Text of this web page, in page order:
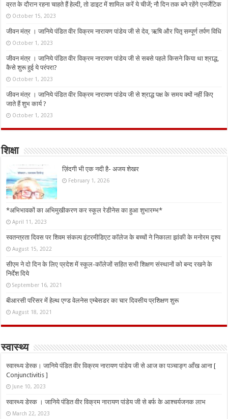
व्रत के दौरान रहना चाहते हैं हेल्दी, तो डाइट में शामिल करें ये चीजें; नौ दिन तक बने रहेंगे एनर्जेटिक
October 15, 2023
जीवन मंत्र । जानिये पंडित वीर विक्रम नारायण पांडेय जी से देव, ऋषि और पितृ सम्पूर्ण तर्पण विधि
October 1, 2023
जीवन मंत्र । जानिये पंडित वीर विक्रम नारायण पांडेय जी से सबसे पहले किसने किया था श्राद्ध,
कैसे शुरू हुई ये परंपरा?
October 1, 2023
जीवन मंत्र । जानिये पंडित वीर विक्रम नारायण पांडेय जी से श्राद्ध पक्ष के समय क्यों नहीं किए
जाते हैं शुभ कार्य ?
October 1, 2023
शिक्षा
ज़िंदगी भी एक नदी है- अजय शेखर
February 1, 2026
*अभिभावकों का अभिमुखीकरण कर स्कूल रेडीनेस का हुआ शुभारम्भ*
April 11, 2023
स्वतन्त्रता दिवस पर शिवम संकल्प इंटरमीडिएट कॉलेज के बच्चों ने निकाला झांकी के मनोरम दृश्य
August 15, 2022
सीएम ने दो दिन के लिए प्रदेश में स्कूल-कॉलेजों सहित सभी शिक्षण संस्थानों को बन्द रखने के
निर्देश दिये
September 16, 2021
बीआरसी परिसर में हेल्थ एण्ड वेलनेस एम्बेसडर का चार दिवसीय प्रशिक्षण शुरू
August 18, 2021
स्वास्थ्य
स्वास्थ्य डेस्क। जानिये पंडित वीर विक्रम नारायण पांडेय जी से आज का पञ्चाङ्ग आँख आना [
Conjunctivitis ]
June 10, 2023
स्वास्थ्य डेस्क । जानिये पंडित वीर विक्रम नारायण पांडेय जी से बर्फ के आश्चर्यजनक लाभ
March 22, 2023